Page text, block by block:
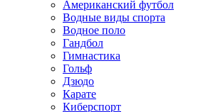
Американский футбол
Водные виды спорта
Водное поло
Гандбол
Гимнастика
Гольф
Дзюдо
Карате
Киберспорт